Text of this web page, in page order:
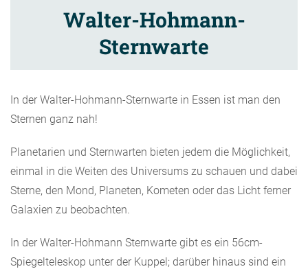
Walter-Hohmann-
Sternwarte
In der Walter-Hohmann-Sternwarte in Essen ist man den
Sternen ganz nah!
Planetarien und Sternwarten bieten jedem die Möglichkeit,
einmal in die Weiten des Universums zu schauen und dabei
Sterne, den Mond, Planeten, Kometen oder das Licht ferner
Galaxien zu beobachten.
In der Walter-Hohmann Sternwarte gibt es ein 56cm-
Spiegelteleskop unter der Kuppel; darüber hinaus sind ein